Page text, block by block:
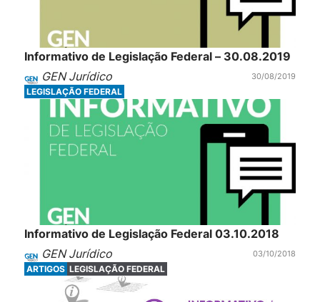
Informativo de Legislação Federal – 30.08.2019
GEN Jurídico
30/08/2019
LEGISLAÇÃO FEDERAL
Informativo de Legislação Federal 03.10.2018
GEN Jurídico
03/10/2018
ARTIGOS LEGISLAÇÃO FEDERAL